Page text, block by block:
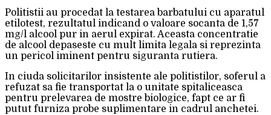
Politistii au procedat la testarea barbatului cu aparatul
etilotest, rezultatul indicand o valoare socanta de 1,57
mg/l alcool pur in aerul expirat. Aceasta concentratie
de alcool depaseste cu mult limita legala si reprezinta
un pericol iminent pentru siguranta rutiera.
In ciuda solicitarilor insistente ale politistilor, soferul a
refuzat sa fie transportat la o unitate spitaliceasca
pentru prelevarea de mostre biologice, fapt ce ar fi
putut furniza probe suplimentare in cadrul anchetei.